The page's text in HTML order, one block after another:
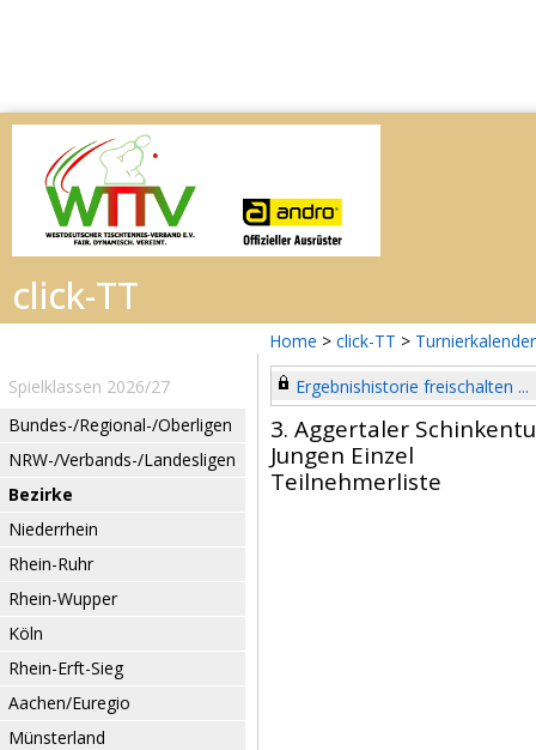
Home > click-TT > Turnierkalender
Spielklassen 2026/27
Bundes-/Regional-/Oberligen
NRW-/Verbands-/Landesligen
Bezirke
Niederrhein
Rhein-Ruhr
Rhein-Wupper
Köln
Rhein-Erft-Sieg
Aachen/Euregio
Münsterland
Ergebnishistorie freischalten ...
3. Aggertaler
Jungen Einzel
Teilnehmerliste